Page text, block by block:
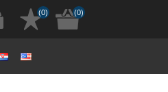
(0) (0)